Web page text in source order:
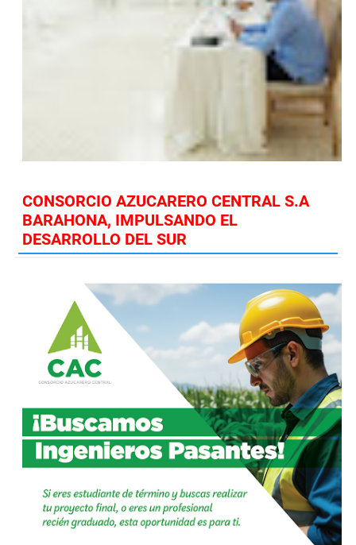
CONSORCIO AZUCARERO CENTRAL S.A
BARAHONA, IMPULSANDO EL
DESARROLLO DEL SUR